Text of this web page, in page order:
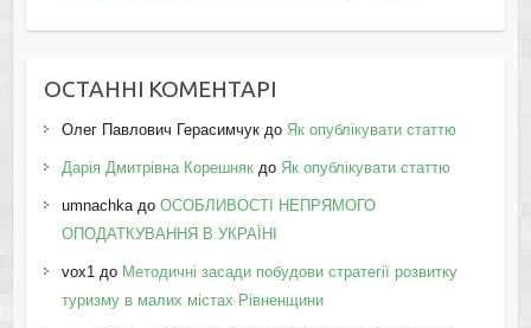
ОСТАННІ КОМЕНТАРІ
Олег Павлович Герасимчукдо Як опублікувати статтю
Дарія Дмитрівна Корешнякдо Як опублікувати статтю
umnachkaдо ОСОБЛИВОСТІ НЕПРЯМОГО
ОПОДАТКУВАННЯ В УКРАЇНІ
vox1до Методичні засади побудови стратегії розвитку
туризму в малих містах Рівненщини